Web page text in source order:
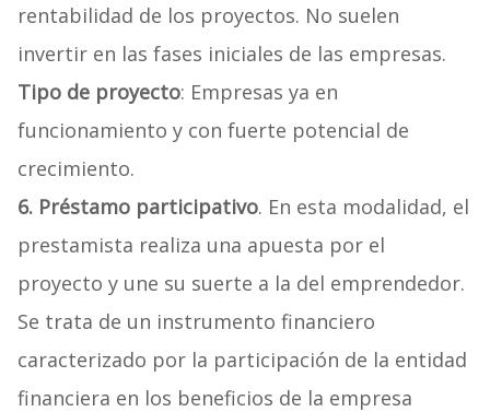
rentabilidad de los proyectos. No suelen
invertir en las fases iniciales de las empresas.
Tipo de proyecto: Empresas ya en
funcionamiento y con fuerte potencial de
crecimiento.
6. Préstamo participativo. En esta modalidad, el
prestamista realiza una apuesta por el
proyecto y une su suerte a la del emprendedor.
Se trata de un instrumento financiero
caracterizado por la participación de la entidad
financiera en los beneficios de la empresa